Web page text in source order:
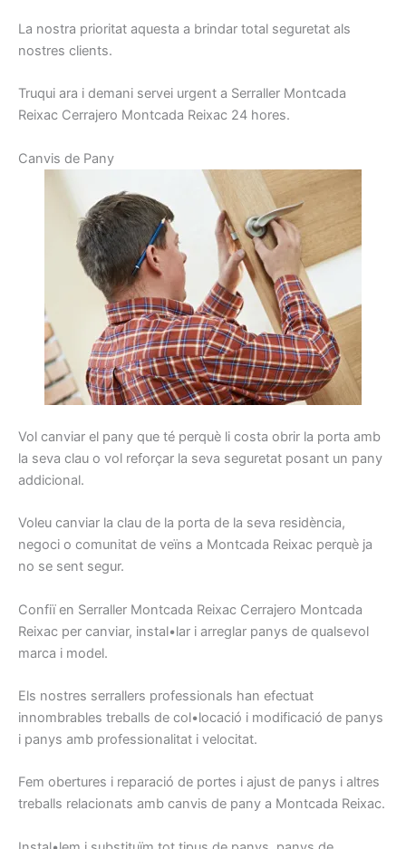
La nostra prioritat aquesta a brindar total seguretat als
nostres clients.
Truqui ara i demani servei urgent a Serraller Montcada
Reixac Cerrajero Montcada Reixac 24 hores.
Canvis de Pany
Vol canviar el pany que té perquè li costa obrir la porta amb
la seva clau o vol reforçar la seva seguretat posant un pany
addicional.
Voleu canviar la clau de la porta de la seva residència,
negoci o comunitat de veïns a Montcada Reixac perquè ja
no se sent segur.
Confiï en Serraller Montcada Reixac Cerrajero Montcada
Reixac per canviar, instal•lar i arreglar panys de qualsevol
marca i model.
Els nostres serrallers professionals han efectuat
innombrables treballs de col•locació i modificació de panys
i panys amb professionalitat i velocitat.
Fem obertures i reparació de portes i ajust de panys i altres
treballs relacionats amb canvis de pany a Montcada Reixac.